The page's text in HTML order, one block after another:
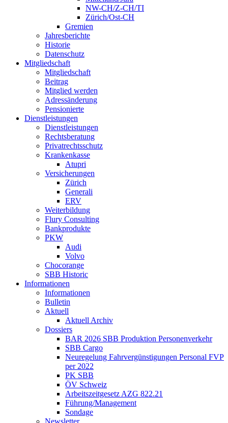
NW-CH/Z-CH/TI
Zürich/Ost-CH
Gremien
Jahresberichte
Historie
Datenschutz
Mitgliedschaft
Mitgliedschaft
Beitrag
Mitglied werden
Adressänderung
Pensionierte
Dienstleistungen
Dienstleistungen
Rechtsberatung
Privatrechtsschutz
Krankenkasse
Atupri
Versicherungen
Zürich
Generali
ERV
Weiterbildung
Flury Consulting
Bankprodukte
PKW
Audi
Volvo
Chocorange
SBB Historic
Informationen
Informationen
Bulletin
Aktuell
Aktuell Archiv
Dossiers
BAR 2026 SBB Produktion Personenverkehr
SBB Cargo
Neuregelung Fahrvergünstigungen Personal FVP
per 2022
PK SBB
ÖV Schweiz
Arbeitszeitgesetz AZG 822.21
Führung/Management
Sondage
Newsletter